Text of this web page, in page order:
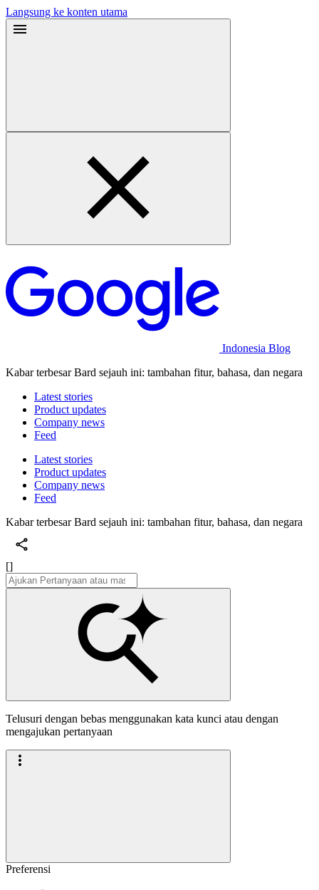
Langsung ke konten utama
Indonesia Blog
Kabar terbesar Bard sejauh ini: tambahan fitur, bahasa, dan negara
Latest stories
Product updates
Company news
Feed
Latest stories
Product updates
Company news
Feed
Kabar terbesar Bard sejauh ini: tambahan fitur, bahasa, dan negara
[]
Telusuri dengan bebas menggunakan kata kunci atau dengan
mengajukan pertanyaan
Preferensi